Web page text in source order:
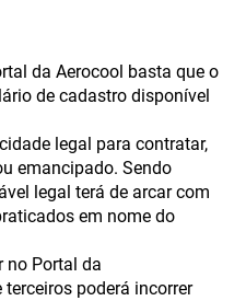
da Aerocool basta que o
de cadastro disponível
legal para contratar,
emancipado. Sendo
legal terá de arcar com
em nome do
no Portal da
poderá incorrer